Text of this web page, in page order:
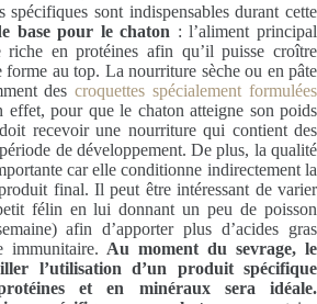
spécifiques sont indispensables durant cette
base pour le chaton : l’aliment principal
en protéines afin qu’il puisse croître
forme au top. La nourriture sèche ou en pâte
descroquettes spécialement formulées
effet, pour que le chaton atteigne son poids
recevoir une nourriture qui contient des
de développement. De plus, la qualité
car elle conditionne indirectement la
final. Il peut être intéressant de varier
félin en lui donnant un peu de poisson
afin d’apporter plus d’acides gras
immunitaire. Au moment du sevrage, le
l’utilisation d’un produit spécifique
et en minéraux sera idéale.